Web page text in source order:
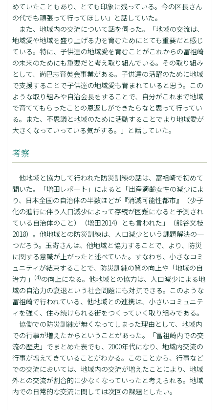
めていたこともあり、とても印象に残っている。今の区長さん
の代でも頑張って行ってほしい」と話していた。
また、地域内の交流について話を伺った。「地域の交流は、
地域愛や地域を盛り上げる力を育むためにとても重要だと感じ
ている。特に、子供達の地域愛を育むことがこれからの冨祖崎
の未来のためにも重要だと考え取り組んでいる。その取り組み
として、尚巴志育英会事業がある。子供達の活躍のために地域
で支援することで子供達の地域愛も育まれていると思う。この
ような取り組みや自治会長をすることで、自分がこれまで地域
で育ててもらったことの恩返しができたらなと思って行ってい
る。また、不思議と地域のために活動することでより地域愛が
大きくなっていっている気がする。」と話していた。
考察
他地域と協力して行われた防災訓練の話は、冨祖崎で初めて
聞いた。「増田レポート」によると「出産適齢女性の減少によ
り、日本全国の自治体の半数ほどが『消滅可能性都市』（少子
化の進行に伴う人口減少によって存続が困難になると予測され
ている自治体のこと）（増田2014）とも言われた」（熊谷文枝
2018）。他地域との防災訓練は、人口減少という課題解決の一
つだろう。玉寄さんは、他地域と協力することで、より、防災
に関する意識が上がったと述べていた。すなわち、小さなコミ
ュニティが結束することで、防災訓練の質の向上や「地域の自
治力 」
(4)の向上になる。他地域との協力は、人口減少による地
域の自治力の衰退という社会問題にも対抗できる。このような
冨祖崎で行われている、他地域との連携は、小さいコミュニテ
ィを強く、住み続けられる街をつくっていく取り組みである。
協働での防災訓練が無くなってしまった理由として、地域内
での行事が増えたからということがあった。「冨祖崎内での交
流の歴史」でまとめた表でも、2000年代になり、地域内交流の
行事が増えてきていることがわかる。このことから、行事など
での交流においては、地域内の交流が増えたことにより、地域
外との交流が割合的に少なくなっていったと考えられる。地域
内での日常的な交流に関しては次回の課題としたい。